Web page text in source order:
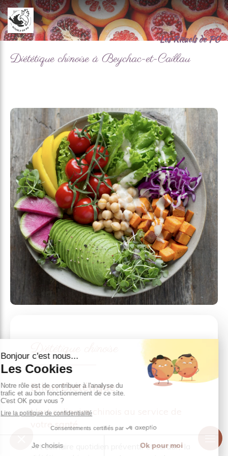
Les Rituels de PO
Diététique chinoise à Beychac-et-Caillau
Diététique chinoise
Bilan Diététique
L'art culinaire chinois au service de
votre santé
Art culinaire quotidien préventif et curatif, la